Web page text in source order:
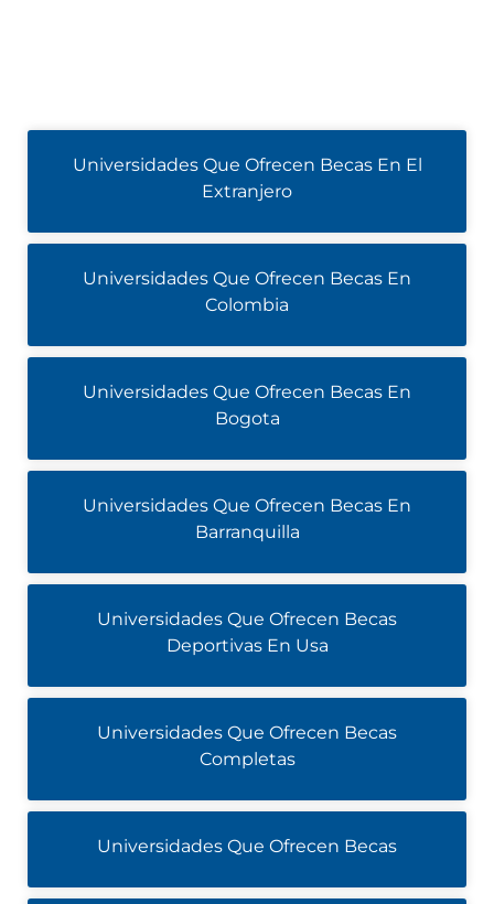
Universidades Que Ofrecen Becas En El
Extranjero
Universidades Que Ofrecen Becas En
Colombia
Universidades Que Ofrecen Becas En
Bogota
Universidades Que Ofrecen Becas En
Barranquilla
Universidades Que Ofrecen Becas
Deportivas En Usa
Universidades Que Ofrecen Becas
Completas
Universidades Que Ofrecen Becas